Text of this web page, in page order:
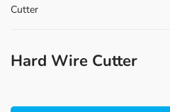
Cutter
Hard Wire Cutter